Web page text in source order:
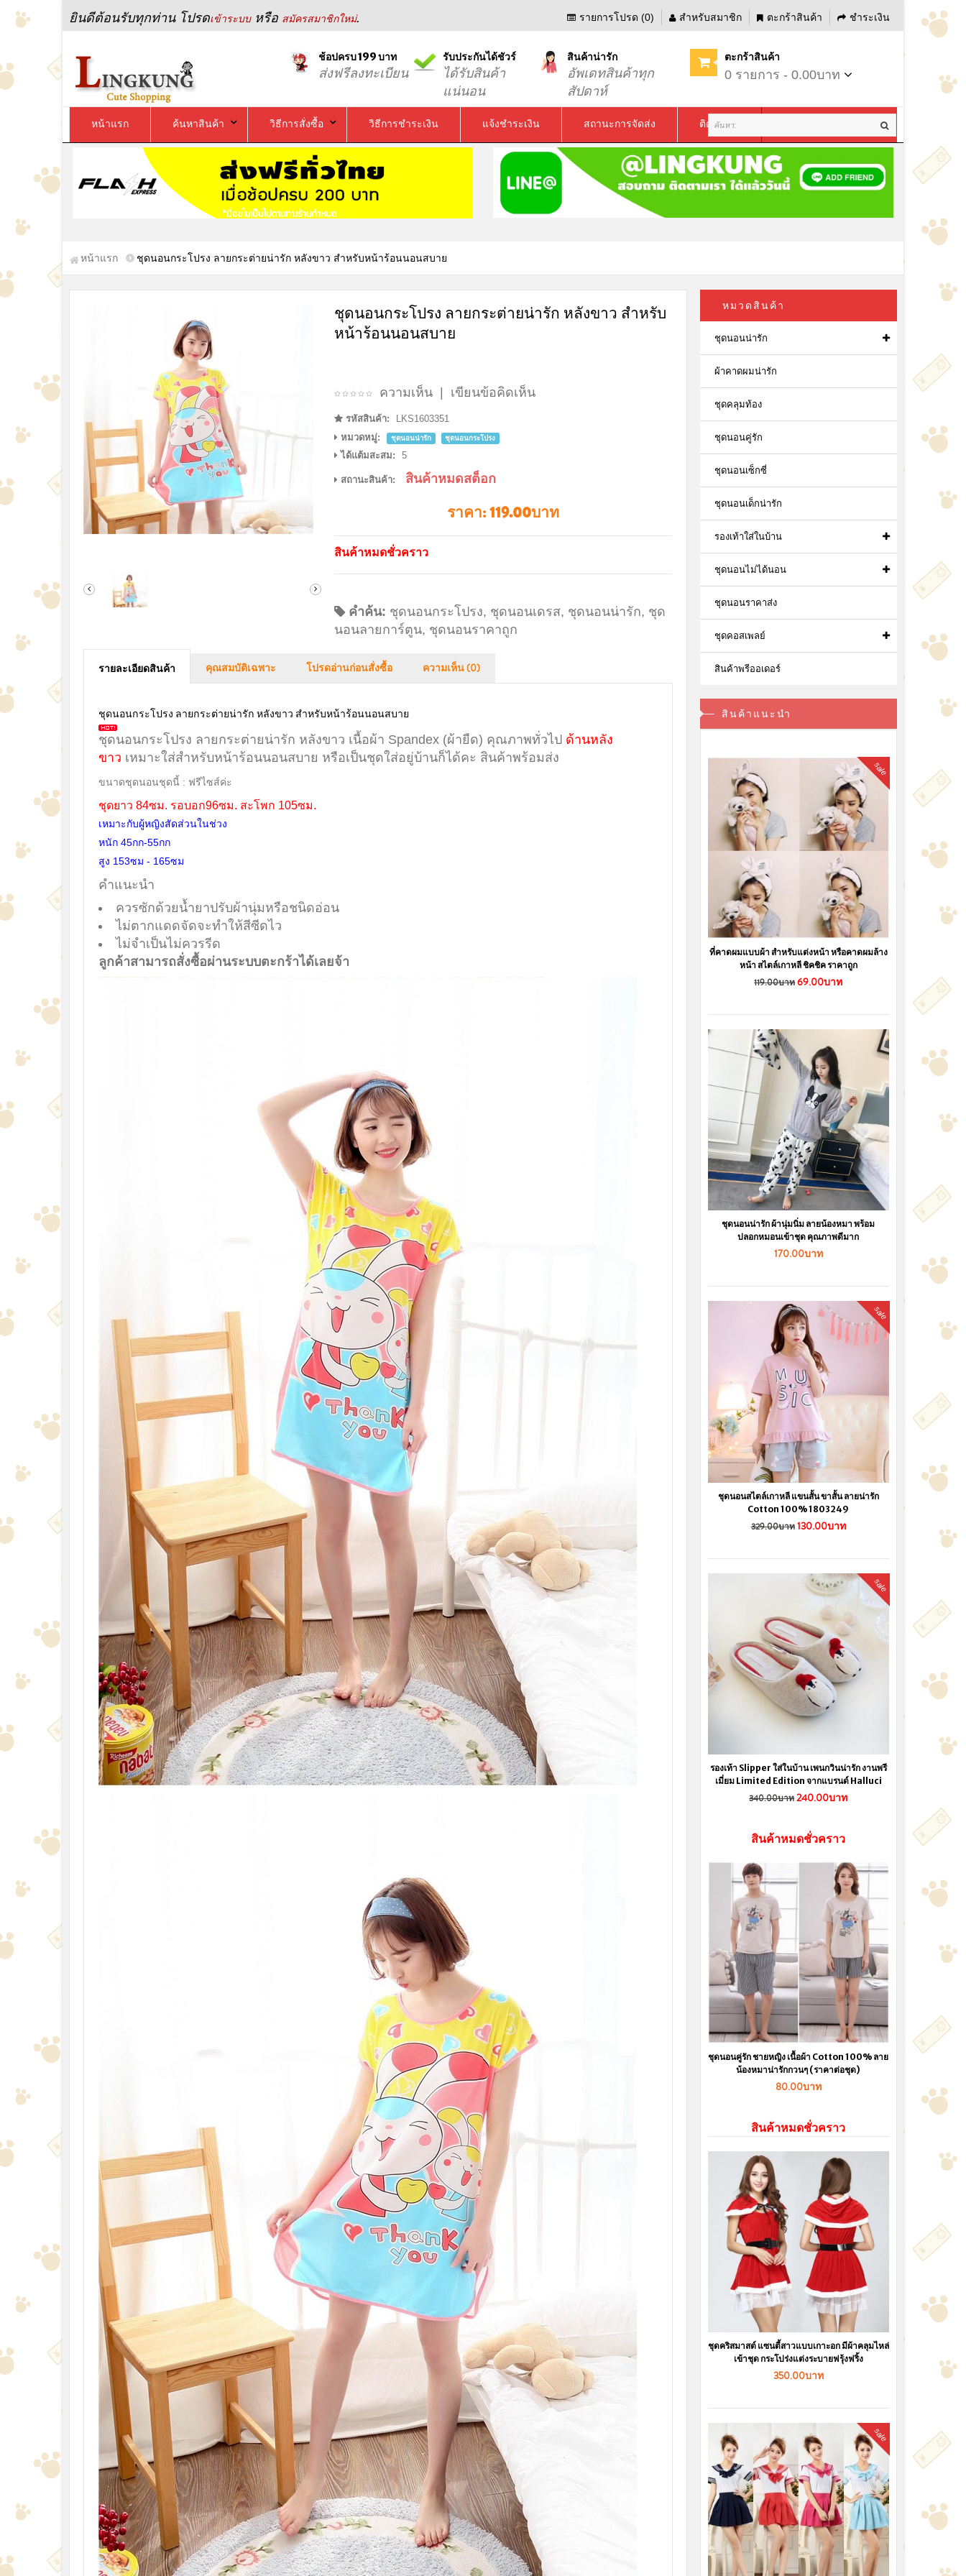
ยินดีต้อนรับทุกท่าน โปรดเข้าระบบหรือ สมัครสมาชิกใหม่. รายการโปรด (0) สำหรับสมาชิก ตะกร้าสินค้า ชำระเงิน
ช้อปครบ 199 บาท
ส่งฟรีลงทะเบียน
รับประกันได้ชัวร์
ได้รับสินค้า
แน่นอน
สินค้าน่ารัก
อัพเดทสินค้าทุก
สัปดาห์
ตะกร้าสินค้า
0 รายการ - 0.00บาท
หน้าแรก ค้นหาสินค้า วิธีการสั่งซื้อ วิธีการชำระเงิน แจ้งชำระเงิน สถานะการจัดส่ง ติดต่อเรา
หน้าแรก ชุดนอนกระโปรง ลายกระต่ายน่ารัก หลังขาว สำหรับหน้าร้อนนอนสบาย
ชุดนอนกระโปรง ลายกระต่ายน่ารัก หลังขาว สำหรับ
หน้าร้อนนอนสบาย
ความเห็น| เขียนข้อคิดเห็น
รหัสสินค้า:
LKS1603351
หมวดหมู่:
ชุดนอนน่ารัก ชุดนอนกระโปรง
ได้แต้มสะสม: 5
สถานะสินค้า: สินค้าหมดสต็อก
ราคา:119.00บาท
สินค้าหมดชั่วคราว
คำค้น: ชุดนอนกระโปรง, ชุดนอนเดรส, ชุดนอนน่ารัก, ชุด
นอนลายการ์ตูน, ชุดนอนราคาถูก
รายละเอียดสินค้า คุณสมบัติเฉพาะ โปรดอ่านก่อนสั่งซื้อ ความเห็น (0)
ชุดนอนกระโปรง ลายกระต่ายน่ารัก หลังขาว สำหรับหน้าร้อนนอนสบาย
ชุดนอนกระโปรง ลายกระต่ายน่ารัก หลังขาว เนื้อผ้า Spandex (ผ้ายืด) คุณภาพทั่วไป ด้านหลัง
ขาว เหมาะใส่สำหรับหน้าร้อนนอนสบาย หรือเป็นชุดใส่อยู่บ้านก็ได้คะ สินค้าพร้อมส่ง
ขนาดชุดนอนชุดนี้ : ฟรีไซส์ค่ะ
ชุดยาว 84ซม. รอบอก96ซม. สะโพก 105ซม.
เหมาะกับผู้หญิงสัดส่วนในช่วง
หนัก 45กก-55กก
สูง 153ซม - 165ซม
คำแนะนำ
ควรซักด้วยน้ำยาปรับผ้านุ่มหรือชนิดอ่อน
ไม่ตากแดดจัดจะทำให้สีซีดไว
ไม่จำเป็นไม่ควรรีด
ลูกค้าสามารถสั่งซื้อผ่านระบบตะกร้าได้เลยจ้า
หมวดสินค้า
ชุดนอนน่ารัก
ผ้าคาดผมน่ารัก
ชุดคลุมท้อง
ชุดนอนคู่รัก
ชุดนอนเซ็กซี่
ชุดนอนเด็กน่ารัก
รองเท้าใส่ในบ้าน
ชุดนอนไม่ได้นอน
ชุดนอนราคาส่ง
ชุดคอสเพลย์
สินค้าพรีออเดอร์
สินค้าแนะนำ
sale
ที่คาดผมแบบผ้า สำหรับแต่งหน้า หรือคาดผมล้าง
หน้า สไตล์เกาหลี ชิคชิค ราคาถูก
119.00บาท69.00บาท
ชุดนอนน่ารัก ผ้านุ่มนิ่ม ลายน้องหมา พร้อม
ปลอกหมอนเข้าชุด คุณภาพดีมาก
170.00บาท
sale
ชุดนอนสไตล์เกาหลี แขนสั้น ขาสั้น ลายน่ารัก
Cotton 100% 1803249
329.00บาท130.00บาท
sale
รองเท้า Slipper ใส่ในบ้าน เพนกวินน่ารัก งานพรี
เมี่ยม Limited Edition จากแบรนด์ Halluci
340.00บาท240.00บาท
สินค้าหมดชั่วคราว
ชุดนอนคู่รัก ชายหญิง เนื้อผ้า Cotton 100% ลาย
น้องหมาน่ารักกวนๆ (ราคาต่อชุด)
80.00บาท
สินค้าหมดชั่วคราว
ชุดคริสมาสต์ แซนตี้สาวแบบเกาะอก มีผ้าคลุมไหล่
เข้าชุด กระโปร่งแต่งระบายฟรุ้งฟริ้ง
350.00บาท
sale